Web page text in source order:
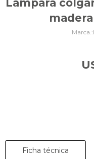
Lámpara
madera
Ficha técnica